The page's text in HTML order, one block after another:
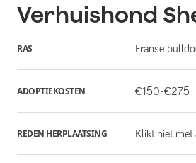
Verhuishond
RAS Franse
ADOPTIEKOSTEN €150-€275
REDEN HERPLAATSING Klikt niet met